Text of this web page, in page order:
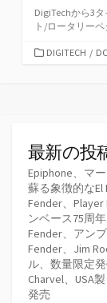
DigiTechから3
ト/ロータリー
カDIGITECH /
最新の投
Epiphone、マ
蘇る象徴的なEl
Fender、
ンベース75周
Fender、アン
Fender、Jim
ル、数量限定発
Charvel、USA
発売